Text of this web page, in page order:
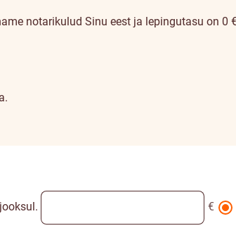
notarikulud Sinu eest ja lepingutasu on 0
€